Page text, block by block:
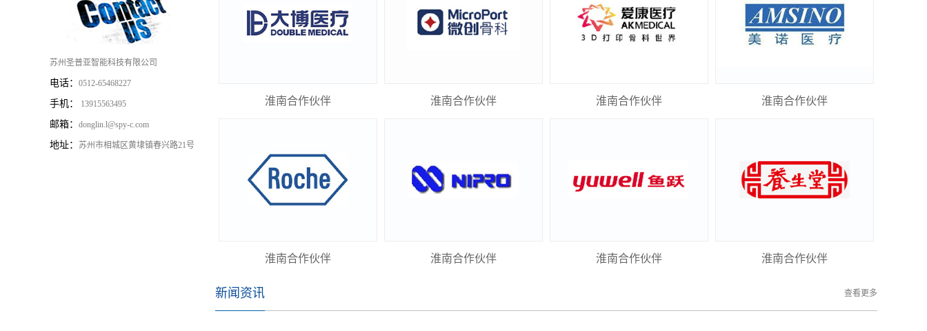
苏州圣普亚智能科技有限公司
电话： 0512-65468227
手机： 13915563495
邮箱： donglin.l@spy-c.com
地址： 苏州市相城区黄埭镇春兴路21号
淮南合作伙伴 淮南合作伙伴 淮南合作伙伴 淮南合作伙伴
淮南合作伙伴 淮南合作伙伴 淮南合作伙伴 淮南合作伙伴
新闻资讯 查看更多